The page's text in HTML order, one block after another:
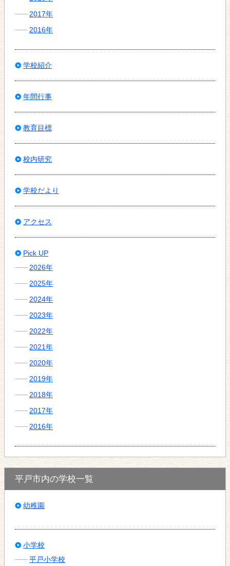
2017年
2016年
学校紹介
年間行事
教育目標
校内研究
学校だより
アクセス
Pick UP
2026年
2025年
2024年
2023年
2022年
2021年
2020年
2019年
2018年
2017年
2016年
平戸市内の学校一覧
幼稚園
小学校
平戸小学校